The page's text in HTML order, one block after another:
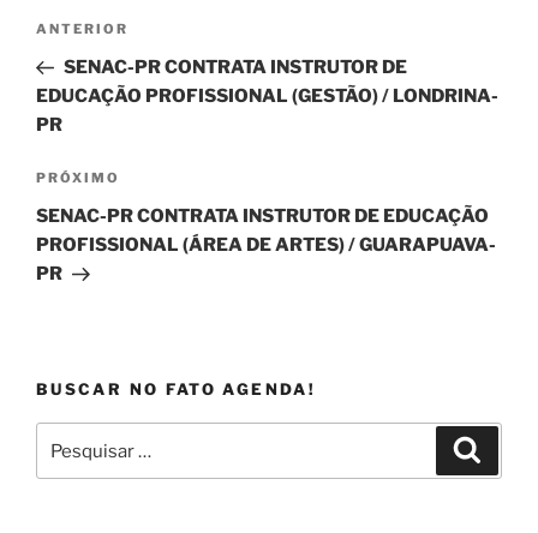
Navegação
Post
Post
anterior
ANTERIOR
SENAC-PR CONTRATA INSTRUTOR DE
EDUCAÇÃO PROFISSIONAL (GESTÃO) / LONDRINA-
PR
Próximo
post
PRÓXIMO
SENAC-PR CONTRATA INSTRUTOR DE EDUCAÇÃO
PROFISSIONAL (ÁREA DE ARTES) / GUARAPUAVA-
PR
BUSCAR NO FATO AGENDA!
por: